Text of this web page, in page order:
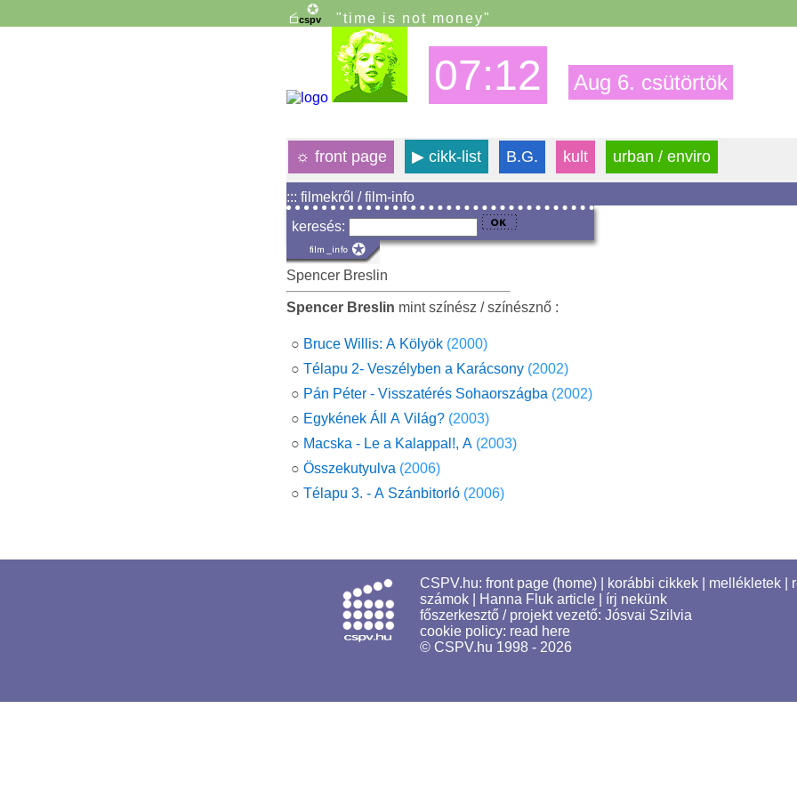
"time is not money"
07:12 Aug 6. csütörtök
☼ front page ▶ cikk-list B.G. kult urban / enviro
::: filmekről / film-info
keresés:
Spencer Breslin
Spencer Breslin mint színész / színésznő :
○ Bruce Willis: A Kölyök (2000)
○ Télapu 2- Veszélyben a Karácsony (2002)
○ Pán Péter - Visszatérés Sohaországba (2002)
○ Egykének Áll A Világ? (2003)
○ Macska - Le a Kalappal!, A (2003)
○ Összekutyulva (2006)
○ Télapu 3. - A Szánbitorló (2006)
CSPV.hu: front page (home) korábbi cikkek mellékletek
számok
Hanna Fluk article
írj nekünk
főszerkesztő / projekt vezető: Jósvai Szilvia
cookie policy: read here
© CSPV.hu 1998 - 2026